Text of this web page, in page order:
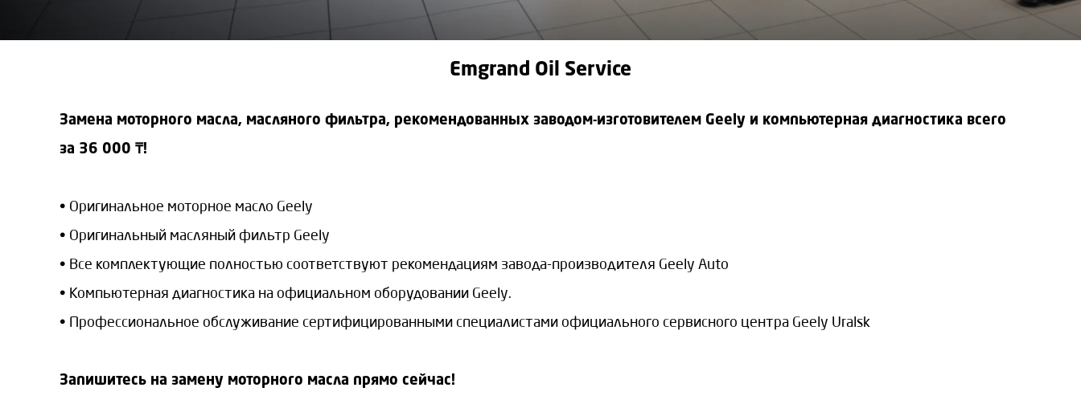
Замена моторного масла, масляного фильтра, рекомендованных заводом-изготовителем Geely и компьютерная диагностика всего
за 36 000 ₸!
• Оригинальное моторное масло Geely
• Оригинальный масляный фильтр Geely
• Все комплектующие полностью соответствуют рекомендациям завода-производителя Geely Auto
• Компьютерная диагностика на официальном оборудовании Geely.
• Профессиональное обслуживание сертифицированными специалистами официального сервисного центра Geely Uralsk
Запишитесь на замену моторного масла прямо сейчас!
Emgrand Oil Service